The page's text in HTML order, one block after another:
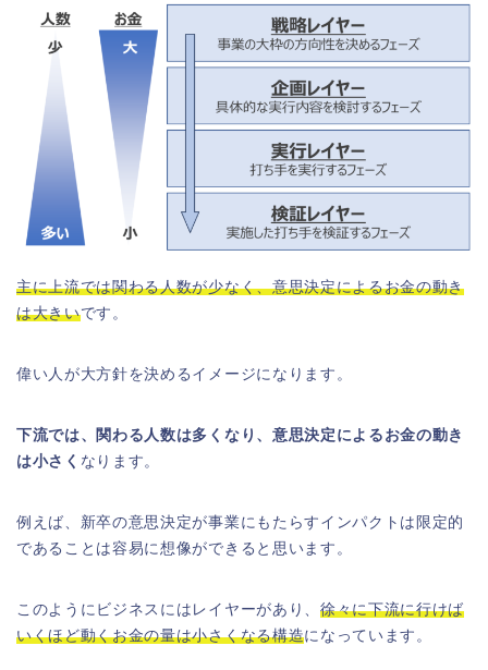
主に上流では関わる人数が少なく、意思決定によるお金の動き
は大きいです。
偉い人が大方針を決めるイメージになります。
下流では、関わる人数は多くなり、意思決定によるお金の動き
は小さく なります。
例えば、新卒の意思決定が事業にもたらすインパクトは限定的
であることは容易に想像ができると思います。
このようにビジネスにはレイヤーがあり、 徐々に下流に行けば
いくほど動くお金の量は小さくなる構造になっています。